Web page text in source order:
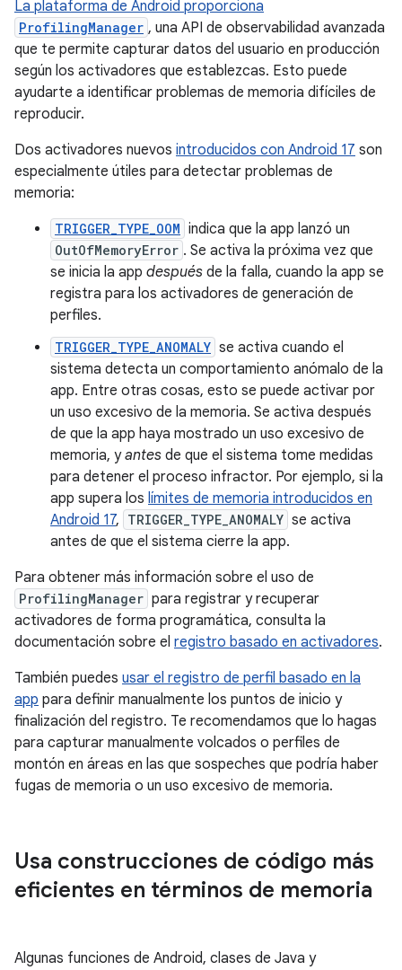
La plataforma de Android proporciona
ProfilingManager , una API de observabilidad avanzada
que te permite capturar datos del usuario en producción
según los activadores que establezcas. Esto puede
ayudarte a identificar problemas de memoria difíciles de
reproducir.
Dos activadores nuevos introducidos con Android 17 son
especialmente útiles para detectar problemas de
memoria:
TRIGGER_TYPE_OOM indica que la app lanzó un
OutOfMemoryError . Se activa la próxima vez que
se inicia la app después de la falla, cuando la app se
registra para los activadores de generación de
perfiles.
TRIGGER_TYPE_ANOMALY se activa cuando el
sistema detecta un comportamiento anómalo de la
app. Entre otras cosas, esto se puede activar por
un uso excesivo de la memoria. Se activa después
de que la app haya mostrado un uso excesivo de
memoria, yantes de que el sistema tome medidas
para detener el proceso infractor. Por ejemplo, si la
app supera los límites de memoria introducidos en
Android 17, TRIGGER_TYPE_ANOMALY se activa
antes de que el sistema cierre la app.
Para obtener más información sobre el uso de
ProfilingManager para registrar y recuperar
activadores de forma programática, consulta la
documentación sobre el registro basado en activadores.
También puedes usar el registro de perfil basado en la
app para definir manualmente los puntos de inicio y
finalización del registro. Te recomendamos que lo hagas
para capturar manualmente volcados o perfiles de
montón en áreas en las que sospeches que podría haber
fugas de memoria o un uso excesivo de memoria.
Usa construcciones de código más
eficientes en términos de memoria
Algunas funciones de Android, clases de Java y